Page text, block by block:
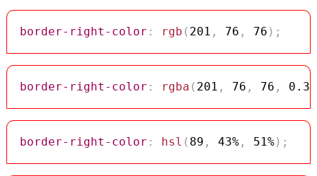
border-right-color : rgb ( 201 , 76 , 76 ) ;
border-right-color : rgba ( 201 , 76 , 76 , 0.3
border-right-color : hsl ( 89 , 43%, 51%) ;